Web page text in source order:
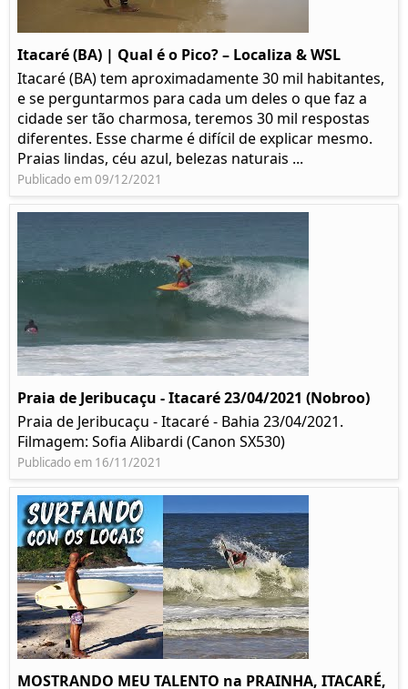
Itacaré (BA) | Qual é o Pico? – Localiza & WSL​​
Itacaré (BA) tem aproximadamente 30 mil habitantes,
e se perguntarmos para cada um deles o que faz a
cidade ser tão charmosa, teremos 30 mil respostas
diferentes. Esse charme é difícil de explicar mesmo.
Praias lindas, céu azul, belezas naturais ...
Publicado em 09/12/2021
Praia de Jeribucaçu - Itacaré 23/04/2021 (Nobroo)
Praia de Jeribucaçu - Itacaré - Bahia 23/04/2021.
Filmagem: Sofia Alibardi (Canon SX530)
Publicado em 16/11/2021
MOSTRANDO MEU TALENTO na PRAINHA, ITACARÉ,